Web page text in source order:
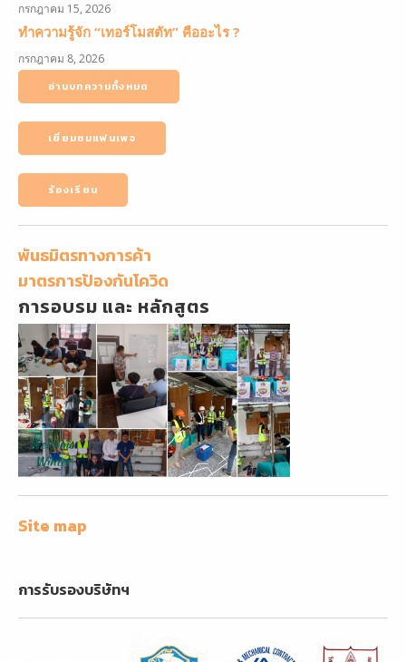
กรกฎาคม 15, 2026
ทำความรู้จัก “เทอร์โมสตัท” คืออะไร ?
กรกฎาคม 8, 2026
อ่านบทความทั้งหมด
เยี่ยมชมแฟนเพจ
ร้องเรียน
พันธมิตรทางการค้า
มาตรการป้องกันโควิด
การอบรม และ หลักสูตร
Site map
การรับรองบริษัทฯ